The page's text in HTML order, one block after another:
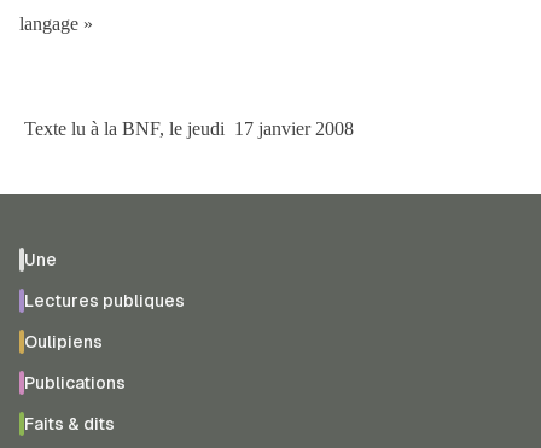
langage »
Texte lu à la BNF, le jeudi 17 janvier 2008
Une
Lectures publiques
Oulipiens
Publications
Faits & dits